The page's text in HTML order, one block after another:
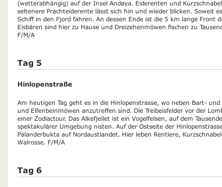
(wetterabhängig) auf der Insel Andøya. Eiderenten und
seltenere Prachteiderente lässt sich hin und wieder blicken. Soweit
Schiff in den Fjord fahren. An dessen Ende ist die 5 km lange Front
Eisbären sind hier zu Hause und Dreizehenmöwen fischen zu
F/M/A
Tag 5
Hinlopenstraße
Am heutigen Tag geht es in die Hinlopenstrasse, wo neben Bart- und
und Elfenbeinmöwen anzutreffen sind. Die Treibeisfelder vor der
einer Zodiactour. Das Alkefjellet ist ein Vogelfelsen, auf dem
spektakulärer Umgebung nisten. Auf der Ostseite der
Palanderbukta auf Nordaustlandet. Hier leben Rentiere,
Walrosse. F/M/A
Tag 6